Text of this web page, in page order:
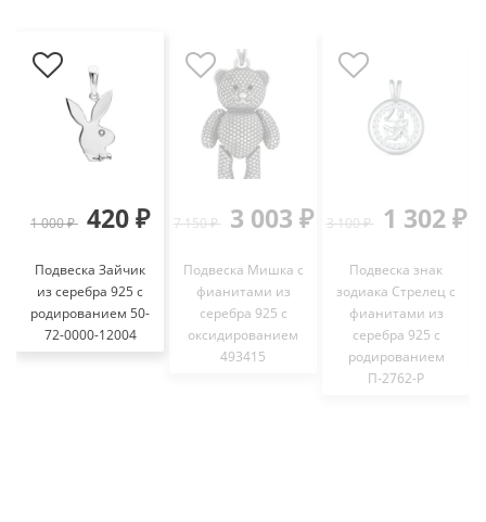
1 000 ₽ 420 ₽
Подвеска Зайчик
из серебра 925 с
родированием 50-
72-0000-12004
7 150 ₽ 3 003 ₽
Подвеска Мишка с
фианитами из
серебра 925 с
оксидированием
493415
3 100 ₽ 1 302 ₽
Подвеска знак
зодиака Стрелец с
фианитами из
серебра 925 с
родированием
П-2762-Р